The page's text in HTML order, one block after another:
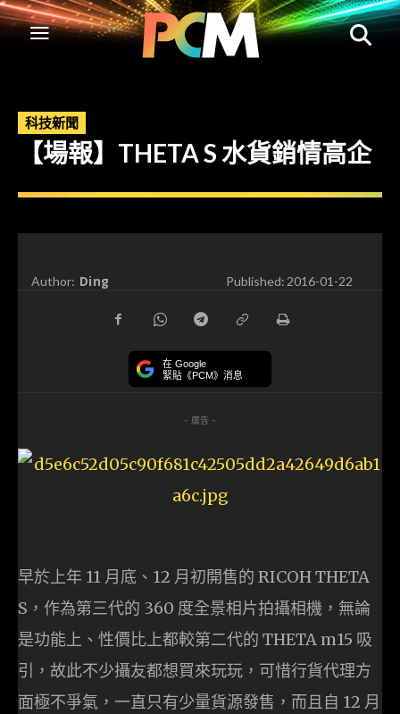
科技新聞
【場報】THETA S 水貨銷情高企
Author: Ding Published:2016-01-22
在 Google
緊貼《PCM》消息
- 廣告 -
早於上年 11 月底、12 月初開售的 RICOH THETA
S，作為第三代的 360 度全景相片拍攝相機，無論
是功能上、性價比上都較第二代的 THETA m15 吸
引，故此不少攝友都想買來玩玩，可惜行貨代理方
面極不爭氣，一直只有少量貨源發售，而且自 12 月